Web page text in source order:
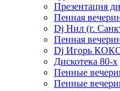
Презентация
Пенная
Dj Нил (г.
Пенная
Dj Игорь
Дискотека 80-х
Пенные
Пенные